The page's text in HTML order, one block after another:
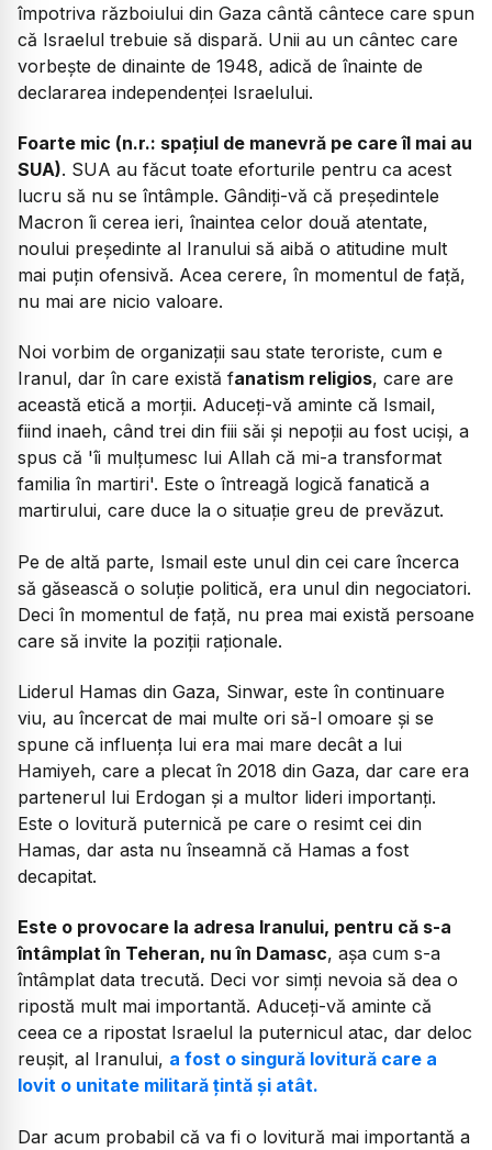
împotriva războiului din Gaza cântă cântece care spun
că Israelul trebuie să dispară. Unii au un cântec care
vorbește de dinainte de 1948, adică de înainte de
declararea independenței Israelului.
Foarte mic (n.r.: spațiul de manevră pe care îl mai au
SUA). SUA au făcut toate eforturile pentru ca acest
lucru să nu se întâmple. Gândiți-vă că președintele
Macron îi cerea ieri, înaintea celor două atentate,
noului președinte al Iranului să aibă o atitudine mult
mai puțin ofensivă. Acea cerere, în momentul de față,
nu mai are nicio valoare.
Noi vorbim de organizații sau state teroriste, cum e
Iranul, dar în care există fanatism religios, care are
această etică a morții. Aduceți-vă aminte că Ismail,
fiind inaeh, când trei din fiii săi și nepoții au fost uciși, a
spus că 'îi mulțumesc lui Allah că mi-a transformat
familia în martiri'. Este o întreagă logică fanatică a
martirului, care duce la o situație greu de prevăzut.
Pe de altă parte, Ismail este unul din cei care încerca
să găsească o soluție politică, era unul din negociatori.
Deci în momentul de față, nu prea mai există persoane
care să invite la poziții raționale.
Liderul Hamas din Gaza, Sinwar, este în continuare
viu, au încercat de mai multe ori să-l omoare și se
spune că influența lui era mai mare decât a lui
Hamiyeh, care a plecat în 2018 din Gaza, dar care era
partenerul lui Erdogan și a multor lideri importanți.
Este o lovitură puternică pe care o resimt cei din
Hamas, dar asta nu înseamnă că Hamas a fost
decapitat.
Este o provocare la adresa Iranului, pentru că s-a
întâmplat în Teheran, nu în Damasc, așa cum s-a
întâmplat data trecută. Deci vor simți nevoia să dea o
ripostă mult mai importantă. Aduceți-vă aminte că
ceea ce a ripostat Israelul la puternicul atac, dar deloc
reușit, al Iranului, a fost o singură lovitură care a
lovit o unitate militară țintă și atât.
Dar acum probabil că va fi o lovitură mai importantă a